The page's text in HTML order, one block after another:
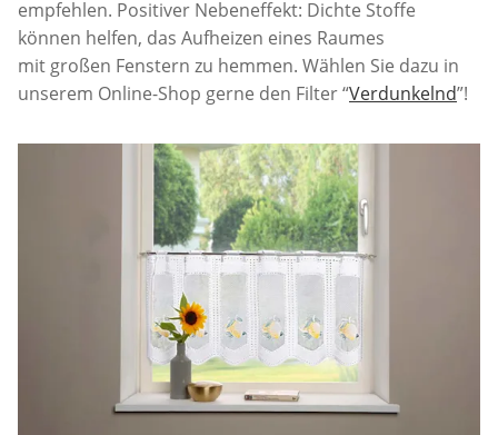
empfehlen. Positiver Nebeneffekt: Dichte Stoffe
können helfen, das Aufheizen eines Raumes
mit großen Fenstern zu hemmen. Wählen Sie dazu in
unserem Online-Shop gerne den Filter “Verdunkelnd”!